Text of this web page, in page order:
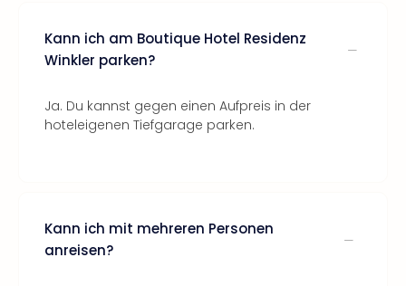
Kann ich am Boutique Hotel Residenz
Winkler parken?
Ja. Du kannst gegen einen Aufpreis in der
hoteleigenen Tiefgarage parken.
Kann ich mit mehreren Personen
anreisen?